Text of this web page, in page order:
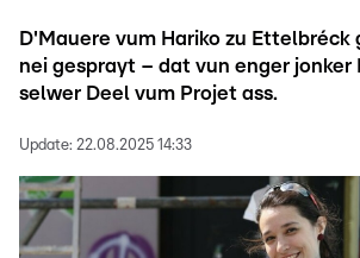
D'Mauere vum Hariko zu Ettelbréck
nei gesprayt – dat vun enger jonker
selwer Deel vum Projet ass.
Update: 22.08.2025 14:33